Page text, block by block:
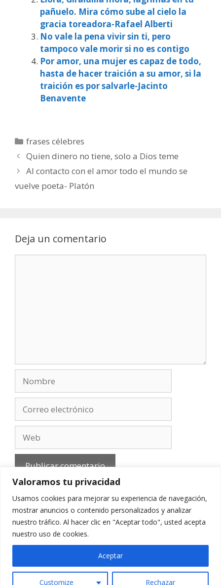
Valoramos tu privacidad
Usamos cookies para mejorar su experiencia de navegación,
mostrar anuncios o contenido personalizados y analizar
nuestro tráfico. Al hacer clic en "Aceptar todo", usted acepta
nuestro uso de cookies.
Customize Rechazar
Aceptar
pañuelo. Mira cómo sube al cielo la
gracia toreadora-Rafael Alberti
No vale la pena vivir sin ti, pero
tampoco vale morir si no es contigo
Por amor, una mujer es capaz de todo,
hasta de hacer traición a su amor, si la
traición es por salvarle-Jacinto
Benavente
Categorías
frases célebres
Quien dinero no tiene, solo a Dios teme
Al contacto con el amor todo el mundo se
vuelve poeta- Platón
Deja un comentario
electrónico
Aviso Legal-Política de privacidad
Contacto